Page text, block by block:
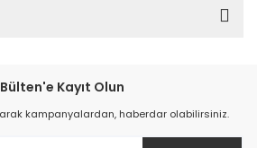
Kayıt Olun
kampanyalardan, haberdar olabilirsiniz.